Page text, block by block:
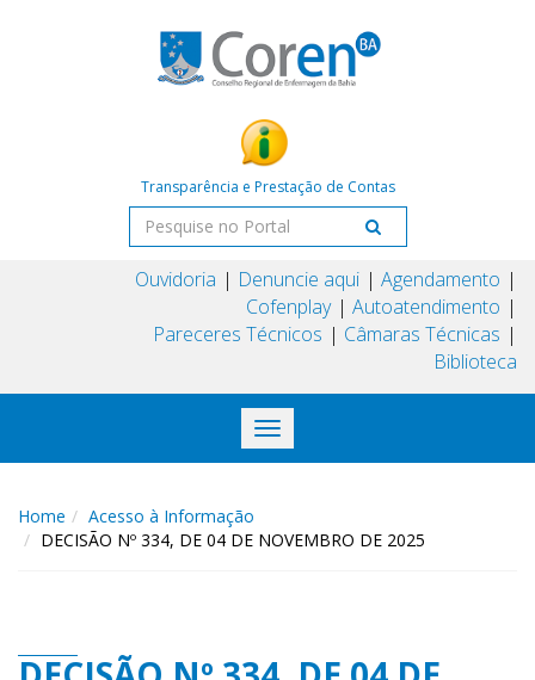
Transparência e Prestação de Contas
Ouvidoria Denuncie aqui
Agendamento
Cofenplay
Autoatendimento
Pareceres Técnicos
Câmaras Técnicas
Biblioteca
Toggle
navigation
Home
Acesso à Informação
DECISÃO Nº 334, DE 04 DE NOVEMBRO DE 2025